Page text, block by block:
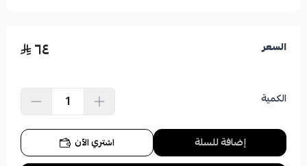
السعر ٦٤
الكمية
إضافة للسلة اشتري الآن